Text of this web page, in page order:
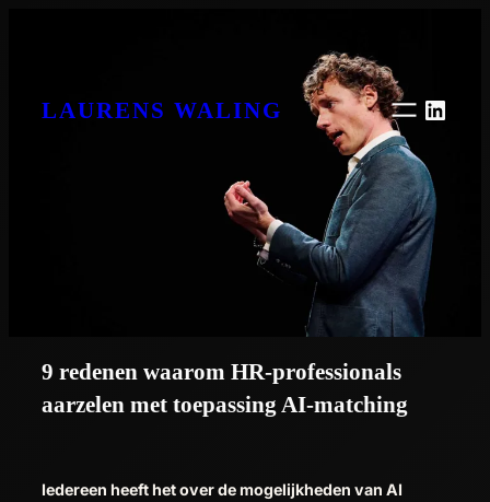
LAURENS WALING
9 redenen waarom HR-pro­fes­si­o­nals
aarzelen met toepassing AI-matching
Iedereen heeft het over de mogelijkheden van AI